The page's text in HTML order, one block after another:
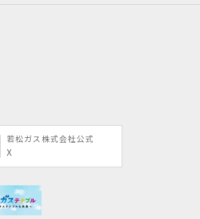
若松ガス株式会社公式
X